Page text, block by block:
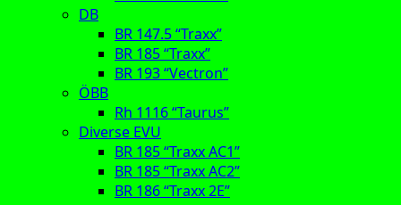
DB
BR 147.5 “Traxx”
BR 185 “Traxx”
BR 193 “Vectron”
ÖBB
Rh 1116 “Taurus”
Diverse EVU
BR 185 “Traxx AC1”
BR 185 “Traxx AC2”
BR 186 “Traxx 2E”